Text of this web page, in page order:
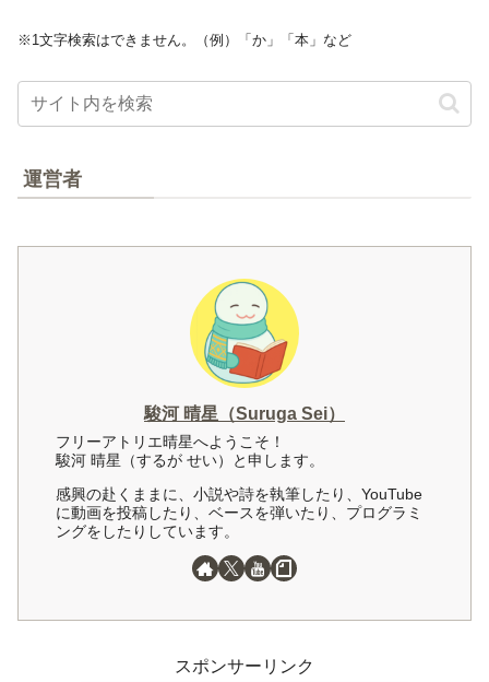
※1文字検索はできません。（例）「か」「本」など
運営者
駿河 晴星（Suruga Sei）
フリーアトリエ晴星へようこそ！
駿河 晴星（するが せい）と申します。
感興の赴くままに、小説や詩を執筆したり、YouTube
に動画を投稿したり、ベースを弾いたり、プログラミ
ングをしたりしています。
スポンサーリンク